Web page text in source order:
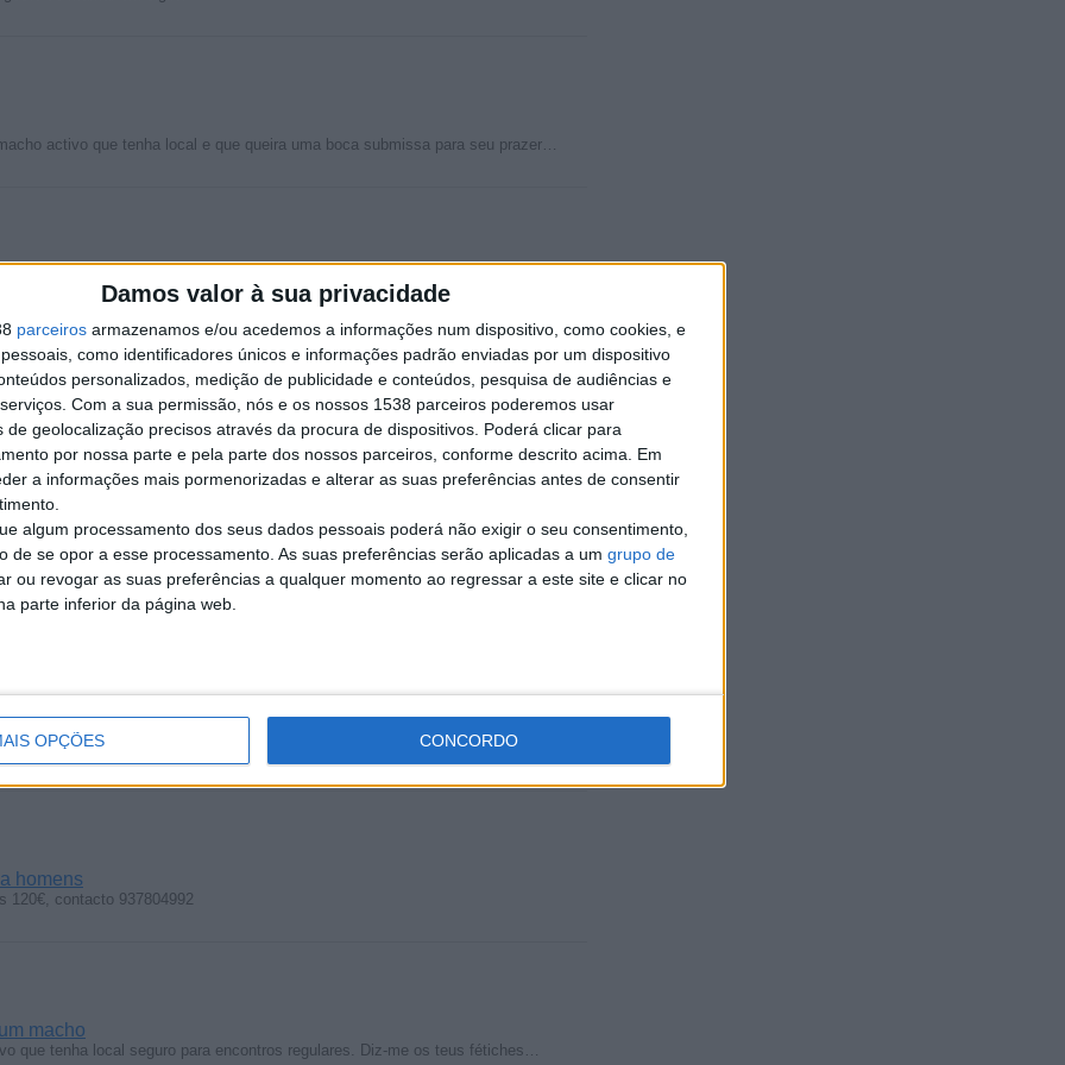
Damos valor à sua privacidade
parceiros armazenamos e/ou acedemos a informações num dispositivo, como cookies, e
como identificadores únicos e informações padrão enviadas por um dispositivo
personalizados, medição de publicidade e conteúdos, pesquisa de audiências e
Com a sua permissão, nós e os nossos 1538 parceiros poderemos usar
de geolocalização precisos através da procura de dispositivos. Poderá clicar para
por nossa parte e pela parte dos nossos parceiros, conforme descrito acima. Em
a informações mais pormenorizadas e alterar as suas preferências antes de consentir
algum processamento dos seus dados pessoais poderá não exigir o seu consentimento,
de se opor a esse processamento. As suas preferências serão aplicadas a um grupo de
ou revogar as suas preferências a qualquer momento ao regressar a este site e clicar no
parte inferior da página web.
OPÇÕES CONCORDO
activo que tenha local e que queira uma boca submissa para seu prazer…
carinhoso e discreto com pau bem grosso para relacionamento discreto e…
procura um macho 110% ativo
me impulsionares o reator. Membro duma capacidade de combustão…
eu fazer de femea submissa. Tenho 51 anos.
homem, este anúncio é comercial, custa 70 € o meu contacto é 937804992
homens
120€, contacto 937804992
macho
que tenha local seguro para encontros regulares. Diz-me os teus fétiches…